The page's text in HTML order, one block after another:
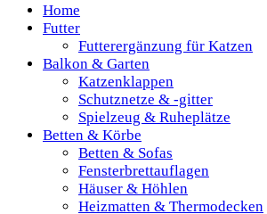
Home
Futter
Futterergänzung für Katzen
Balkon & Garten
Katzenklappen
Schutznetze & -gitter
Spielzeug & Ruheplätze
Betten & Körbe
Betten & Sofas
Fensterbrettauflagen
Häuser & Höhlen
Heizmatten & Thermodecken